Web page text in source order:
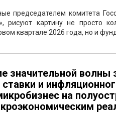
председателем комитета
картину не просто
квартале 2026 года, но и
значительной
и
на